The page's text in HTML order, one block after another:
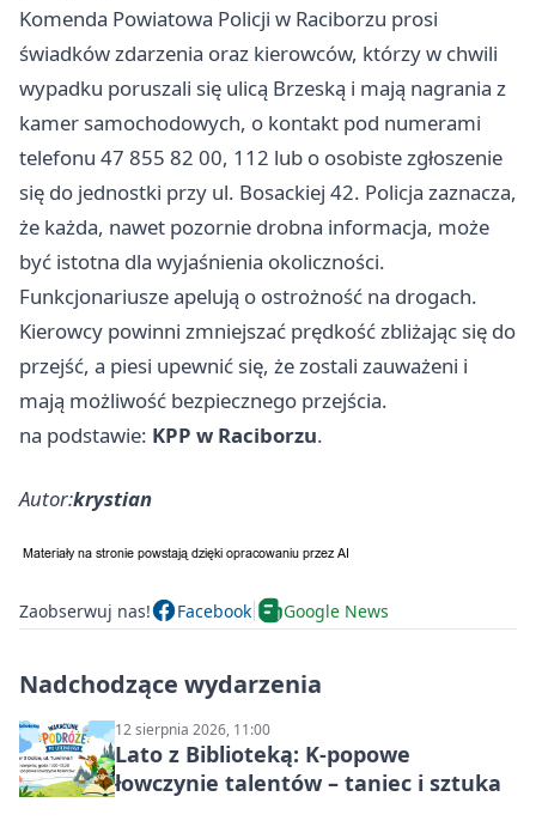
Komenda Powiatowa Policji w Raciborzu prosi
świadków zdarzenia oraz kierowców, którzy w chwili
wypadku poruszali się ulicą Brzeską i mają nagrania z
kamer samochodowych, o kontakt pod numerami
telefonu 47 855 82 00, 112 lub o osobiste zgłoszenie
się do jednostki przy ul. Bosackiej 42. Policja zaznacza,
że każda, nawet pozornie drobna informacja, może
być istotna dla wyjaśnienia okoliczności.
Funkcjonariusze apelują o ostrożność na drogach.
Kierowcy powinni zmniejszać prędkość zbliżając się do
przejść, a piesi upewnić się, że zostali zauważeni i
mają możliwość bezpiecznego przejścia.
na podstawie: KPP w Raciborzu.
Autor:krystian
Zaobserwuj nas! Facebook Google News
Nadchodzące wydarzenia
12 sierpnia 2026, 11:00
Lato z Biblioteką: K-popowe
łowczynie talentów – taniec i sztuka